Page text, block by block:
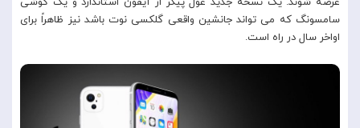
سامسونگ که می تواند جانشین واقعی گلکسی نوت باشد نیز ظاهراً برای
اواخر سال در راه است.